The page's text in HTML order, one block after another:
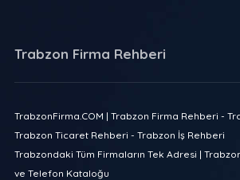
Trabzon Firma Rehberi
TrabzonFirma.COM | Trabzon Firma Rehberi -
Trabzon Ticaret Rehberi - Trabzon İş Rehberi
Trabzondaki Tüm Firmaların Tek Adresi |
ve Telefon Kataloğu